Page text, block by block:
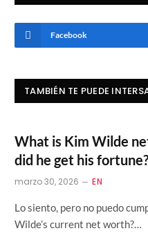
Facebook
TAMBIÉN TE PUEDE
What is Kim Wilde
did he get his fortune?
marzo 30, 2026 EN
Lo siento, pero no puedo
Wilde’s current net worth?…